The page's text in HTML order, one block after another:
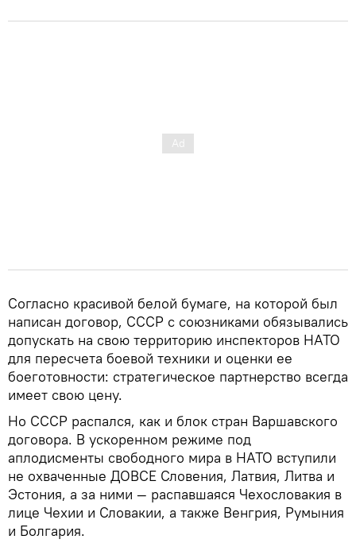
Согласно красивой белой бумаге, на которой был
написан договор, СССР с союзниками обязывались
допускать на свою территорию инспекторов НАТО
для пересчета боевой техники и оценки ее
боеготовности: стратегическое партнерство всегда
имеет свою цену.
Но СССР распался, как и блок стран Варшавского
договора. В ускоренном режиме под
аплодисменты свободного мира в НАТО вступили
не охваченные ДОВСЕ Словения, Латвия, Литва и
Эстония, а за ними — распавшаяся Чехословакия в
лице Чехии и Словакии, а также Венгрия, Румыния
и Болгария.